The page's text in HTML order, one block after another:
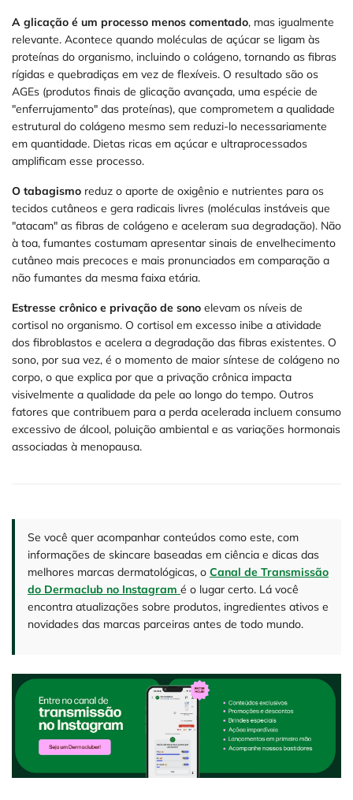
A glicação é um processo menos comentado, mas igualmente
relevante. Acontece quando moléculas de açúcar se ligam às
proteínas do organismo, incluindo o colágeno, tornando as fibras
rígidas e quebradiças em vez de flexíveis. O resultado são os
AGEs (produtos finais de glicação avançada, uma espécie de
"enferrujamento" das proteínas), que comprometem a qualidade
estrutural do colágeno mesmo sem reduzi-lo necessariamente
em quantidade. Dietas ricas em açúcar e ultraprocessados
amplificam esse processo.
O tabagismo reduz o aporte de oxigênio e nutrientes para os
tecidos cutâneos e gera radicais livres (moléculas instáveis que
"atacam" as fibras de colágeno e aceleram sua degradação). Não
à toa, fumantes costumam apresentar sinais de envelhecimento
cutâneo mais precoces e mais pronunciados em comparação a
não fumantes da mesma faixa etária.
Estresse crônico e privação de sono elevam os níveis de
cortisol no organismo. O cortisol em excesso inibe a atividade
dos fibroblastos e acelera a degradação das fibras existentes. O
sono, por sua vez, é o momento de maior síntese de colágeno no
corpo, o que explica por que a privação crônica impacta
visivelmente a qualidade da pele ao longo do tempo. Outros
fatores que contribuem para a perda acelerada incluem consumo
excessivo de álcool, poluição ambiental e as variações hormonais
associadas à menopausa.
Se você quer acompanhar conteúdos como este, com
informações de skincare baseadas em ciência e dicas das
melhores marcas dermatológicas, o Canal de Transmissão
do Dermaclub no Instagram é o lugar certo. Lá você
encontra atualizações sobre produtos, ingredientes ativos e
novidades das marcas parceiras antes de todo mundo.